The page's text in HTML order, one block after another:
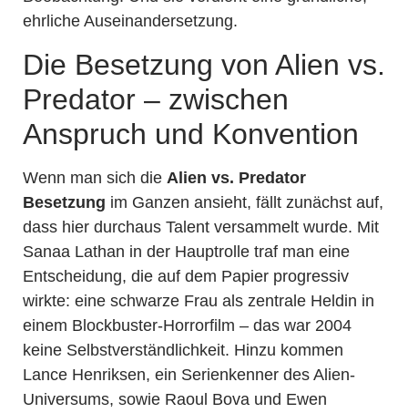
ehrliche Auseinandersetzung.
Die Besetzung von Alien vs.
Predator – zwischen
Anspruch und Konvention
Wenn man sich die Alien vs. Predator
Besetzung im Ganzen ansieht, fällt zunächst auf,
dass hier durchaus Talent versammelt wurde. Mit
Sanaa Lathan in der Hauptrolle traf man eine
Entscheidung, die auf dem Papier progressiv
wirkte: eine schwarze Frau als zentrale Heldin in
einem Blockbuster-Horrorfilm – das war 2004
keine Selbstverständlichkeit. Hinzu kommen
Lance Henriksen, ein Serienkenner des Alien-
Universums, sowie Raoul Bova und Ewen